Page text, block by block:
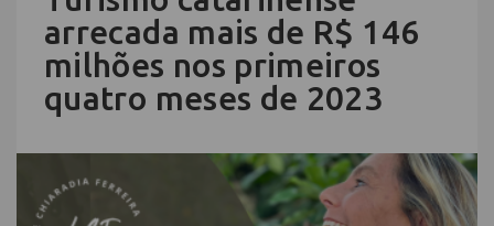
arrecada mais de R$ 146
milhões nos primeiros
quatro meses de 2023